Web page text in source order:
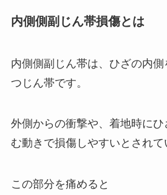
内側側副じん帯損傷とは
内側側副じん帯は、ひざの内
つじん帯です。
外側からの衝撃や、着地時に
む動きで損傷しやすいとされて
この部分を痛めると